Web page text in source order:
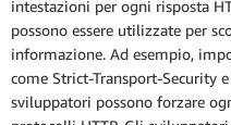
intestazioni per ogni risposta
possono essere utilizzate per
informazione. Ad esempio,
come Strict-Transport-Security
sviluppatori possono forzare